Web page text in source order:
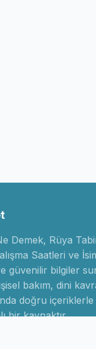
Demek, Rüya
Saatleri ve
güvenilir bilgiler
bakım, dini
doğru
bir kaynaktır.